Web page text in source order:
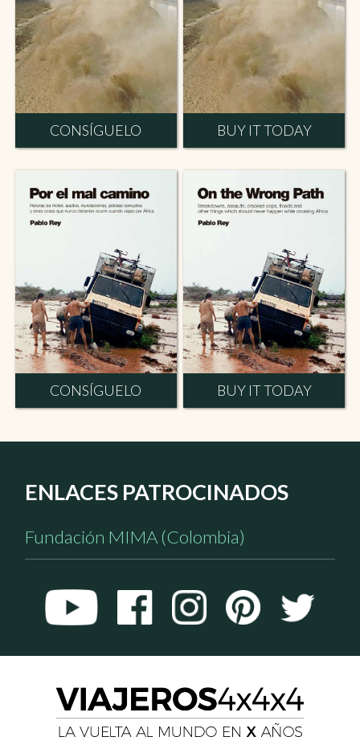
CONSÍGUELO BUY IT TODAY
CONSÍGUELO BUY IT TODAY
ENLACES PATROCINADOS
Fundación MIMA (Colombia)